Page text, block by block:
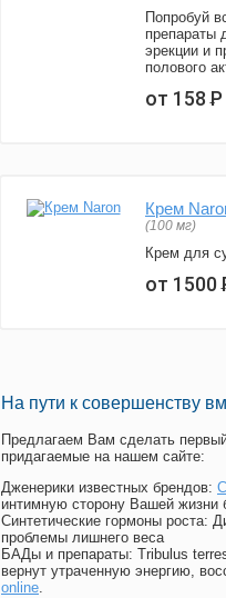
Попробуй
препараты
эрекции и
полового
от 158Р
Крем
(100 мг)
Крем для
от 1500
На пути к совершенству
Предлагаем Вам сделать
придагаемые на нашем сайте:
Дженерики известных брендов:
интимную сторону Вашей жизни
Синтетические гормоны роста:
проблемы лишнего веса
БАДы и препараты: Tribulus
вернут утраченную энергию,
online.